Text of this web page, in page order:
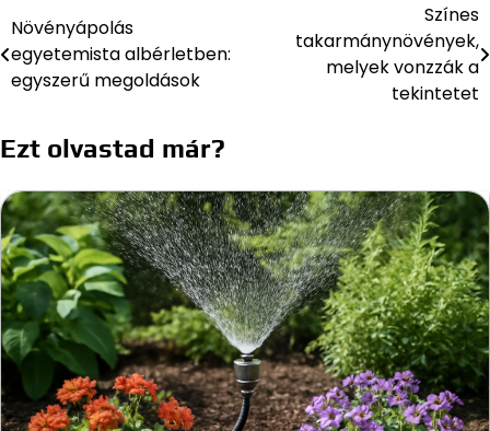
Bejegyzés
navigáció
Növényápolás
egyetemista albérletben:
egyszerű megoldások
Színes
takarmánynövények,
melyek vonzzák a
tekintetet
Ezt olvastad már?